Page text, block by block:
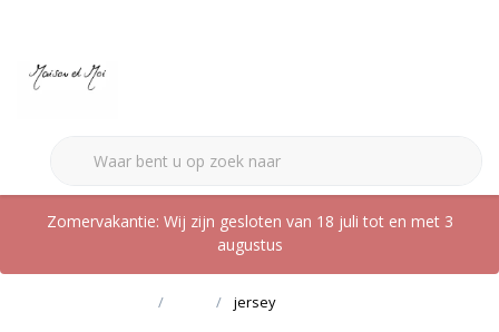
Zomervakantie: Wij zijn gesloten van 18 juli tot en met 3
augustus
jersey